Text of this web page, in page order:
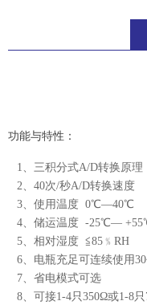
功能与特性：
1、三积分式A/D转换原理
2、40次/秒A/D转换速度
3、使用温度 0℃—40℃
4、储运温度 -25℃—
5、相对湿度 ≦85﹪RH
6、电瓶充足可连续使用
7、省电模式可选
8、可接1-4只350Ω或1-8